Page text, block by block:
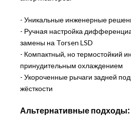
- Уникальные инженерные
- Ручная настройка
замены на Torsen LSD
- Компактный, но термостойкий
принудительным охлаждением
- Укороченные рычаги задней
жёсткости
Альтернативные подходы: